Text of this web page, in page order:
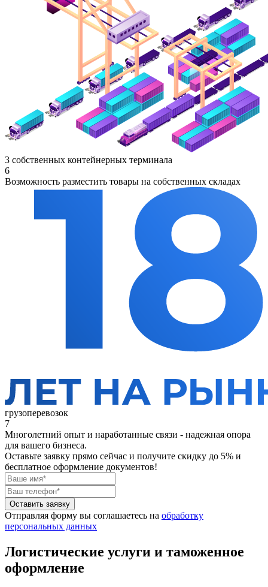
3 собственных контейнерных терминала
6
Возможность разместить товары на собственных складах
грузоперевозок
7
Многолетний опыт и наработанные связи - надежная опора
для вашего бизнеса.
Оставьте заявку прямо сейчас и получите скидку до 5% и
бесплатное оформление документов!
Оставить заявку
Отправляя форму вы соглашаетесь на обработку
персональных данных
Логистические услуги и таможенное
оформление